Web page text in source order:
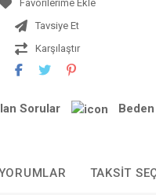
Tavsiye Et
Karşılaştır
Sorular
TAKSIT